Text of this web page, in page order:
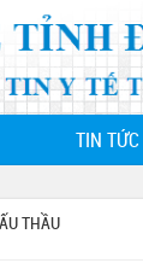
TIN TỨC
THẦU